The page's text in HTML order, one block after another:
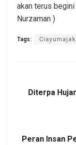
akan terus begini
Nurzaman )
Tags:
Diterpa
Peran Insan